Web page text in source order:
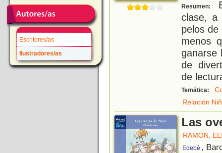
Escritores/as
Ilustradores/as
Resumen:
clase, a
pelos
menos
ganarse
de
de
Temática:
Relación
Las
RAMON,
Edebé ,